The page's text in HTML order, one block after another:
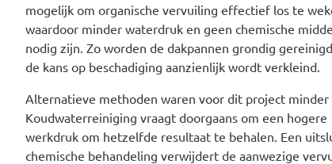
mogelijk om organische vervuiling effectief los te
waardoor minder waterdruk en geen chemische
nodig zijn. Zo worden de dakpannen grondig
de kans op beschadiging aanzienlijk wordt verkleind.
Alternatieve methoden waren voor dit project minder
Koudwaterreiniging vraagt doorgaans om een hogere
werkdruk om hetzelfde resultaat te behalen. Een
chemische behandeling verwijdert de aanwezige